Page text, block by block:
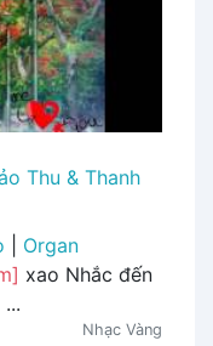
Thu & Thanh
Organ
xao Nhắc đến
...
Nhạc Vàng